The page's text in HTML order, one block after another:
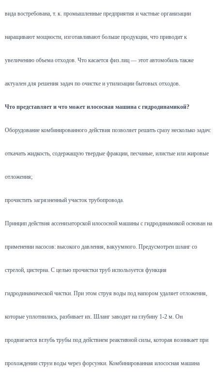
вида востребована, т. к. промышленные предприятия и частные организации
наращивают мощности, изготавливают больше продукции, что приводит к
увеличению объема отходов. Что касается физ.лиц — этот автомобиль также
актуален для решения задач по очистке и утилизации бытовых отходов.
Что представляет и что может илососная машина с гидродинамикой?
Оборудование комбинированного действия позволяет решить сразу несколько задач:
откачать жидкость, содержащую твердые фракции, песчаные, илистые или жировые
отложения;
прочистить загрязненный участок трубопровода.
Принцип действия ассенизаторской илососной машины с гидродинамикой основан на
применении насосов: высокого давления, вакуумного. Предусмотрен шланг со
стрелой, цистерна. С целью прочистки труб используется функция
гидродинамической чистки. При этом струя воды под напором удаляет отложения,
которые уплотнились, разбивает их. Шланг заводят на глубину 1-2 м. Он
продвигается вглубь трубы под действием реактивной силы, которая возникает при
прохождении струи воды через форсунки. Комбинированная илососная машина